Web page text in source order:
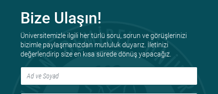
Bize Ulaşın!
Üniversitemizle ilgili her türlü soru, sorun ve görüşlerinizi
bizimle paylaşmanızdan mutluluk duyarız. İletinizi
değerlendirip size en kısa sürede dönüş yapacağız.